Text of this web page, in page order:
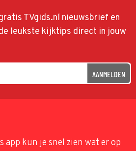
TVgids.nl nieuwsbrief en
leukste kijktips direct in jouw
AANMELDEN
app kun je snel zien wat er op